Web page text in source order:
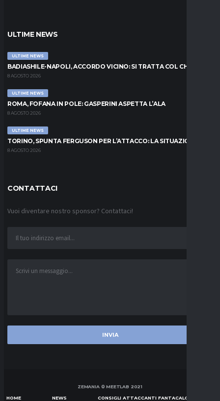
ULTIME NEWS
ULTIME NEWS
BADIASHILE-NAPOLI, ACCORDO VICINO: SI TRATTA COL CHELSEA
8 AGOSTO 2026
ULTIME NEWS
ROMA, FOFANA IN POLE: GASPERINI ASPETTA L’ALA
8 AGOSTO 2026
ULTIME NEWS
TORINO, SPUNTA FERGUSON PER L’ATTACCO: LA SITUAZIONE
8 AGOSTO 2026
CONTATTACI
Vuoi diventare nostro sponsor? Contattaci!
ZEMANIA © MEETLAB 2021
HOME NEWS CONSIGLI ATTACCANTI FANTACALCIO SERIE A